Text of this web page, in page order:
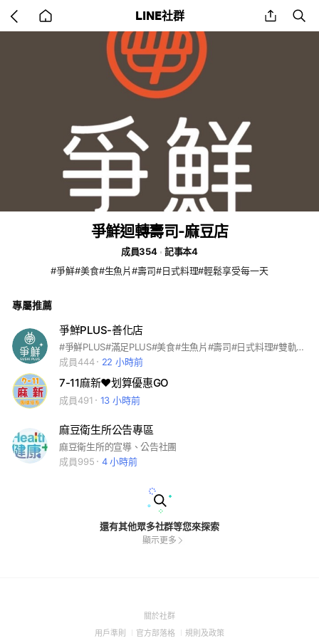
back
to
LINE社群 share
爭鮮迴轉壽司-麻豆店
成員354
記事本4
#爭鮮#美食#生魚片#壽司#日式料理#輕鬆享受每一天
專屬推薦
爭鮮PLUS-善化店
#爭鮮PLUS#滿足PLUS#美食#生魚片#壽司#日式料理#雙軌送餐
成員444
22 小時前
7-11麻新♥划算優惠GO
成員491 13 小時前
麻豆衛生所公告專區
麻豆衛生所的宣導、公告社團
成員995
4 小時前
還有其他眾多社群等您來探索
顯示更多
關於社群(Open
用戶準則 (Open
官方部落格 (Open
規則及政策(Open